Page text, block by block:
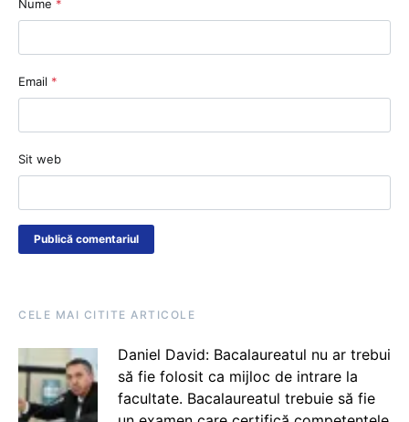
Nume *
Email *
Sit web
CELE MAI CITITE ARTICOLE
Daniel David: Bacalaureatul nu ar trebui
să fie folosit ca mijloc de intrare la
facultate. Bacalaureatul trebuie să fie